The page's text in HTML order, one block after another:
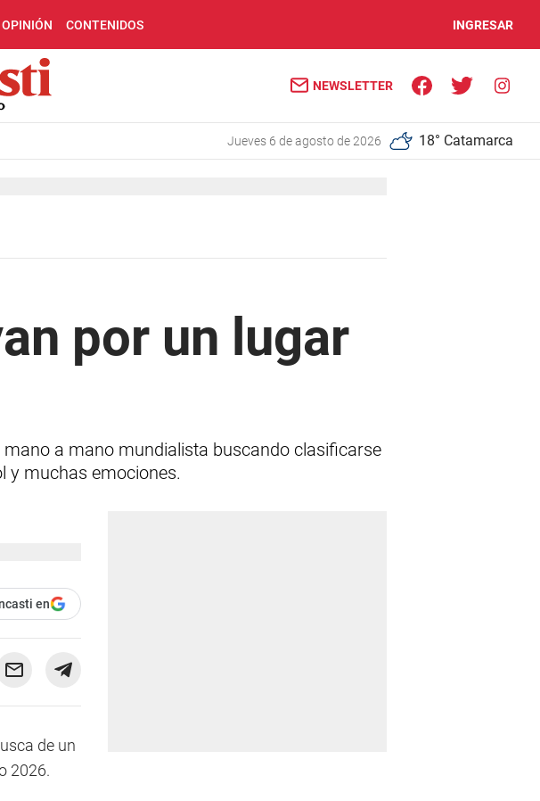
OPINIÓN CONTENIDOS INGRESAR
NEWSLETTER
jueves 6 de agosto de 2026 18° Catamarca
por un lugar
a mano mundialista buscando clasificarse
y muchas emociones.
en
de un
2026.